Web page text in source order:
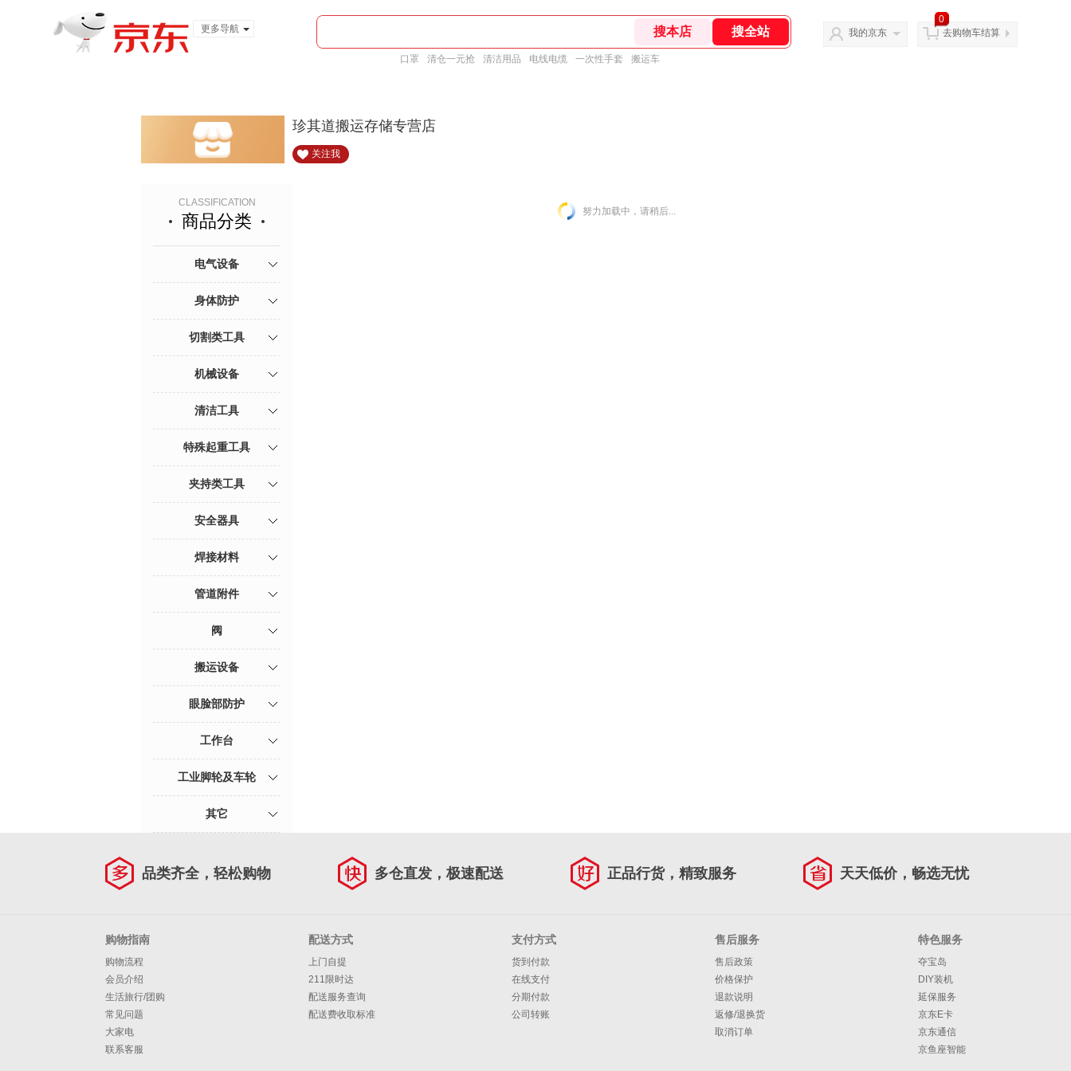
更多导航
口罩 清仓一元抢 清洁用品 电线电缆 一次性手套 搬运车
我的京东
0
去购物车结算
珍其道搬运存储专营店
关注我
CLASSIFICATION
商品分类
电气设备
身体防护
切割类工具
机械设备
清洁工具
特殊起重工具
夹持类工具
安全器具
焊接材料
管道附件
阀
搬运设备
眼脸部防护
工作台
工业脚轮及车轮
其它
努力加载中，请稍后...
品类齐全，轻松购物 多仓直发，极速配送 正品行货，精致服务 天天低价，畅选无忧
购物指南
购物流程
会员介绍
生活旅行/团购
常见问题
大家电
联系客服
配送方式
上门自提
211限时达
配送服务查询
配送费收取标准
支付方式
货到付款
在线支付
分期付款
公司转账
售后服务
售后政策
价格保护
退款说明
返修/退换货
取消订单
特色服务
夺宝岛
DIY装机
延保服务
京东E卡
京东通信
京鱼座智能